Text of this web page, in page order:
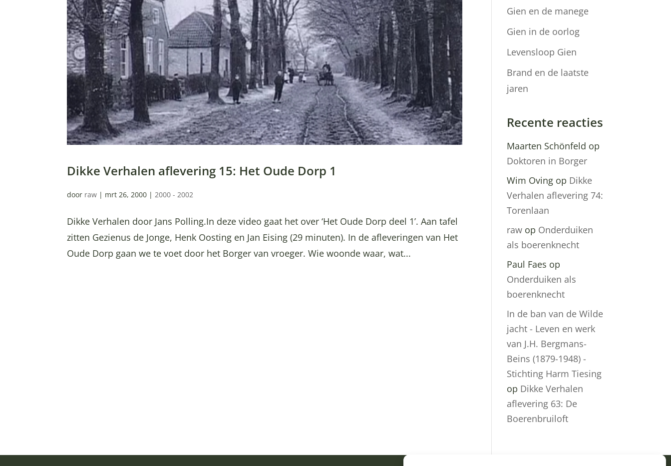
Dikke Verhalen aflevering 15: Het Oude Dorp 1
door raw | mrt 26, 2000 |2000 - 2002
Dikke Verhalen door Jans Polling.In deze video gaat het over ‘Het Oude Dorp deel 1’. Aan tafel
zitten Gezienus de Jonge, Henk Oosting en Jan Eising (29 minuten). In de afleveringen van Het
Oude Dorp gaan we te voet door het Borger van vroeger. Wie woonde waar, wat...
Gien en de manege
Gien in de oorlog
Levensloop Gien
Brand en de laatste
jaren
Recente reacties
Maarten Schönfeld op
Doktoren in Borger
Wim Oving op Dikke
Verhalen aflevering 74:
Torenlaan
raw op Onderduiken
als boerenknecht
Paul Faes op
Onderduiken als
boerenknecht
In de ban van de Wilde
jacht - Leven en werk
van J.H. Bergmans-
Beins (1879-1948) -
Stichting Harm Tiesing
op Dikke Verhalen
aflevering 63: De
Boerenbruiloft